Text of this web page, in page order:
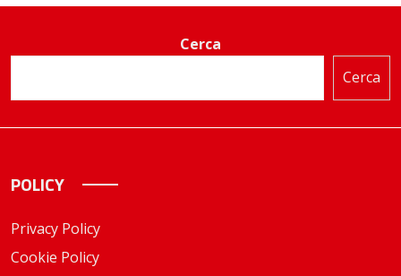
Cerca
Cerca
POLICY
Privacy Policy
Cookie Policy